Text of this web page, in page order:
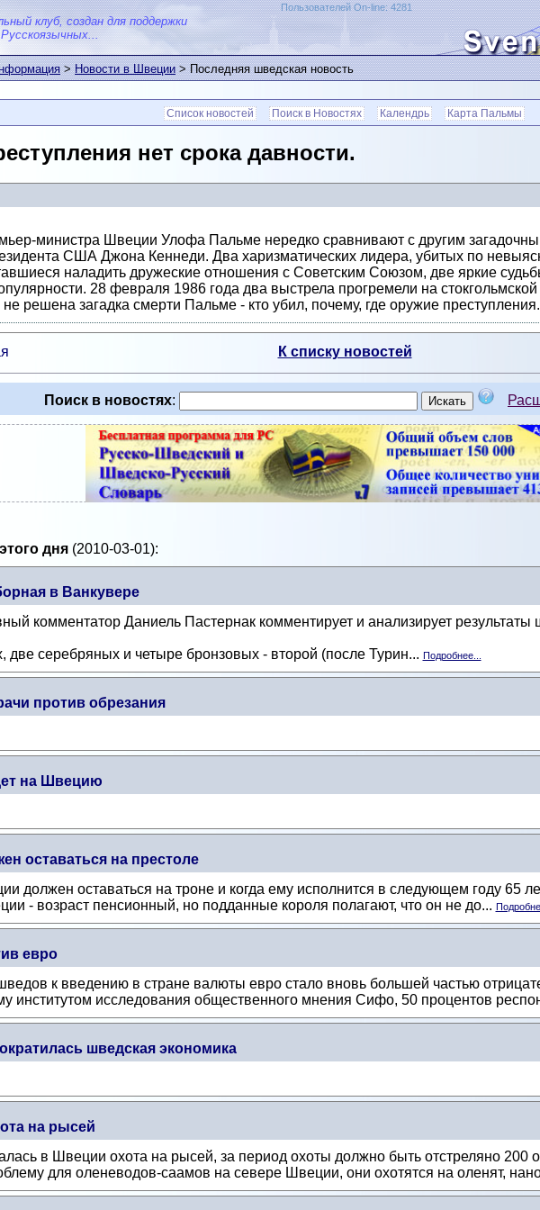
клуб, создан для поддержки
Пользователей On-line: 4281
>Новости в Швеции> Последняя шведская новость
Список новостей Поиск в Новостях Календрь Карта Пальмы
нет срока давности.
министра Швеции Улофа Пальме нередко сравнивают с другим
США Джона Кеннеди. Два харизматических лидера, убитых по
наладить дружеские отношения с Советским Союзом, две яркие
28 февраля 1986 года два выстрела прогремели на
не решена загадка смерти Пальме - кто убил, почему, где оружие
К списку новостей
Поиск в новостях:
дня(2010-03-01):
в Ванкувере
комментатор Даниель Пастернак комментирует и анализирует
две серебряных и четыре бронзовых - второй (после Турин... Подробнее...
против обрезания
на Швецию
оставаться на престоле
должен оставаться на троне и когда ему исполнится в следующем году 65
- возраст пенсионный, но подданные короля полагают, что он не до...
евро
к введению в стране валюты евро стало вновь большей частью
институтом исследования общественного мнения Сифо, 50 процентов
шведская экономика
на рысей
в Швеции охота на рысей, за период охоты должно быть отстреляно 200
для оленеводов-саамов на севере Швеции, они охотятся на оленят,